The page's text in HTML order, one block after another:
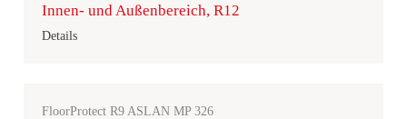
Innen- und Außenbereich, R12
Details
FloorProtect R9 ASLAN MP 326